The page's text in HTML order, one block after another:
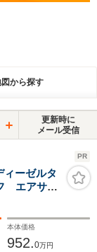
から探す
更新時に
メール受信
PR
ーゼルタ
エアサ
アルミ
ワーシー
ルメータ
本体価格
952.0万円